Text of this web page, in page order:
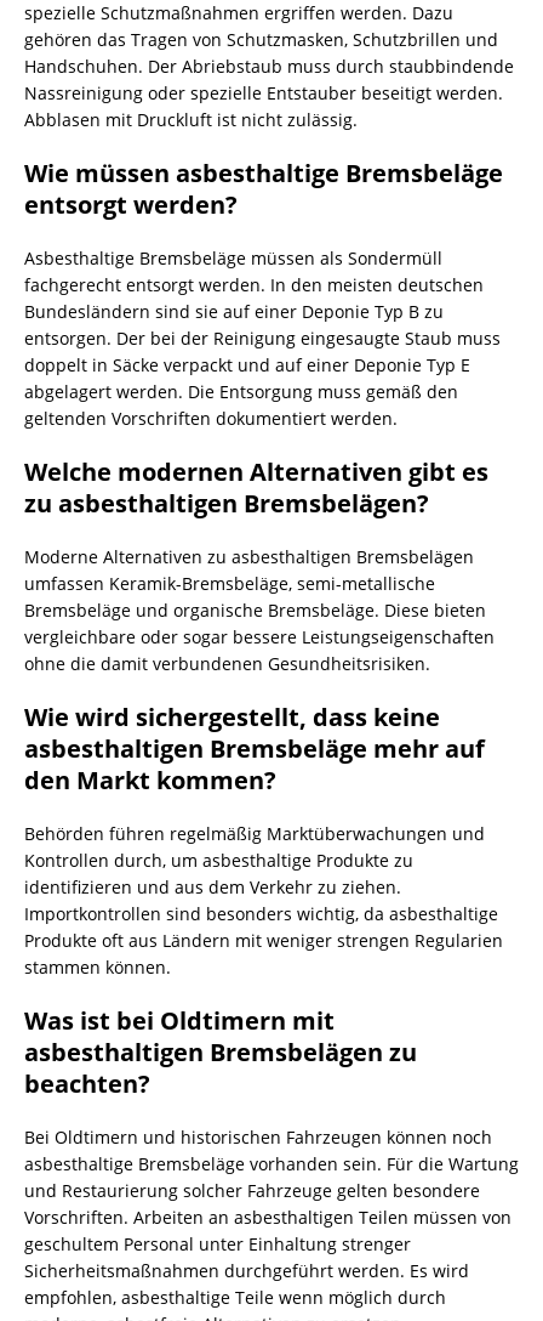
spezielle Schutzmaßnahmen ergriffen werden. Dazu
gehören das Tragen von Schutzmasken, Schutzbrillen und
Handschuhen. Der Abriebstaub muss durch staubbindende
Nassreinigung oder spezielle Entstauber beseitigt werden.
Abblasen mit Druckluft ist nicht zulässig.
Wie müssen asbesthaltige Bremsbeläge
entsorgt werden?
Asbesthaltige Bremsbeläge müssen als Sondermüll
fachgerecht entsorgt werden. In den meisten deutschen
Bundesländern sind sie auf einer Deponie Typ B zu
entsorgen. Der bei der Reinigung eingesaugte Staub muss
doppelt in Säcke verpackt und auf einer Deponie Typ E
abgelagert werden. Die Entsorgung muss gemäß den
geltenden Vorschriften dokumentiert werden.
Welche modernen Alternativen gibt es
zu asbesthaltigen Bremsbelägen?
Moderne Alternativen zu asbesthaltigen Bremsbelägen
umfassen Keramik-Bremsbeläge, semi-metallische
Bremsbeläge und organische Bremsbeläge. Diese bieten
vergleichbare oder sogar bessere Leistungseigenschaften
ohne die damit verbundenen Gesundheitsrisiken.
Wie wird sichergestellt, dass keine
asbesthaltigen Bremsbeläge mehr auf
den Markt kommen?
Behörden führen regelmäßig Marktüberwachungen und
Kontrollen durch, um asbesthaltige Produkte zu
identifizieren und aus dem Verkehr zu ziehen.
Importkontrollen sind besonders wichtig, da asbesthaltige
Produkte oft aus Ländern mit weniger strengen Regularien
stammen können.
Was ist bei Oldtimern mit
asbesthaltigen Bremsbelägen zu
beachten?
Bei Oldtimern und historischen Fahrzeugen können noch
asbesthaltige Bremsbeläge vorhanden sein. Für die Wartung
und Restaurierung solcher Fahrzeuge gelten besondere
Vorschriften. Arbeiten an asbesthaltigen Teilen müssen von
geschultem Personal unter Einhaltung strenger
Sicherheitsmaßnahmen durchgeführt werden. Es wird
empfohlen, asbesthaltige Teile wenn möglich durch